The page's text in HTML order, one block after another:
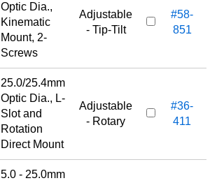
Optic Dia.,
Kinematic
Mount, 2-
Screws
Adjustable
- Tip-Tilt
#58-
851
25.0/25.4mm
Optic Dia., L-
Slot and
Rotation
Direct Mount
Adjustable
- Rotary
#36-
411
5.0 - 25.0mm